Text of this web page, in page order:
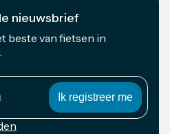
nieuwsbrief
beste van fietsen in